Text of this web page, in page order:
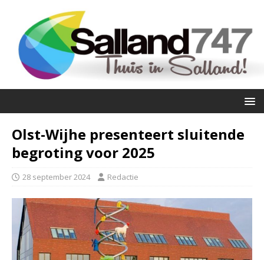
Olst-Wijhe presenteert sluitende
begroting voor 2025
28 september 2024 Redactie